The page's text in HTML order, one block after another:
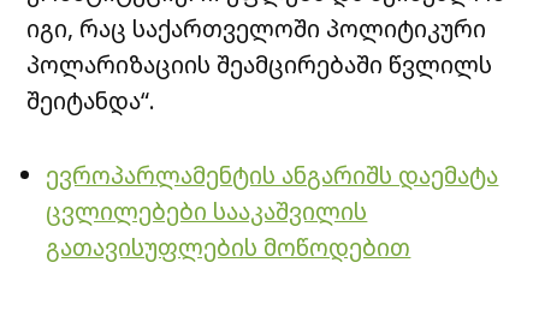
იგი, რაც საქართველოში პოლიტიკური
პოლარიზაციის შეამცირებაში წვლილს
შეიტანდა“.
ევროპარლამენტის ანგარიშს დაემატა
ცვლილებები სააკაშვილის
გათავისუფლების მოწოდებით